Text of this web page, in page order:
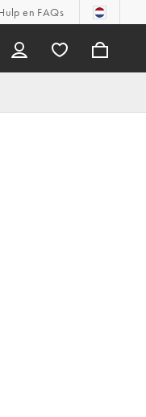
en FAQs
€ 49,99. (-40%)